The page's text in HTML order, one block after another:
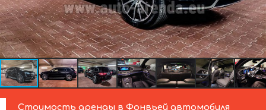
Стоимость аренды в Фонвьей автомобиля